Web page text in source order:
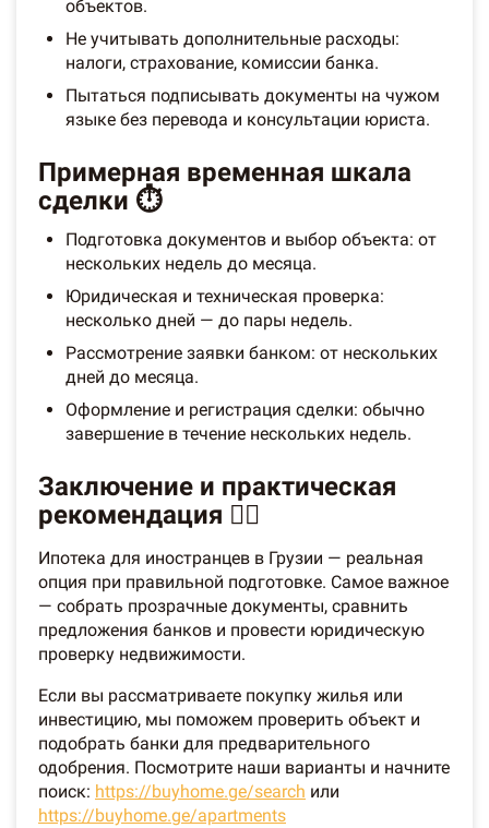
объектов.
Не учитывать дополнительные расходы:
налоги, страхование, комиссии банка.
Пытаться подписывать документы на чужом
языке без перевода и консультации юриста.
Примерная временная шкала
сделки ⏱️
Подготовка документов и выбор объекта: от
нескольких недель до месяца.
Юридическая и техническая проверка:
несколько дней — до пары недель.
Рассмотрение заявки банком: от нескольких
дней до месяца.
Оформление и регистрация сделки: обычно
завершение в течение нескольких недель.
Заключение и практическая
рекомендация 🙋‍♂️
Ипотека для иностранцев в Грузии — реальная
опция при правильной подготовке. Самое важное
— собрать прозрачные документы, сравнить
предложения банков и провести юридическую
проверку недвижимости.
Если вы рассматриваете покупку жилья или
инвестицию, мы поможем проверить объект и
подобрать банки для предварительного
одобрения. Посмотрите наши варианты и начните
поиск: https://buyhome.ge/search или
https://buyhome.ge/apartments